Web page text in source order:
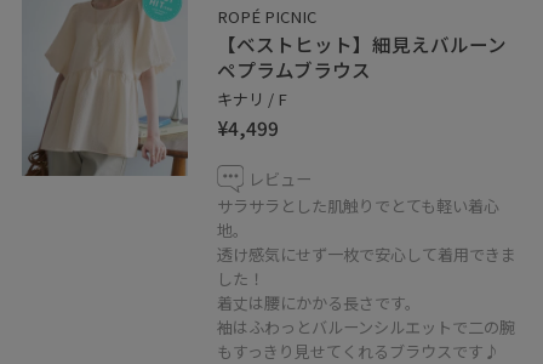
インスタグラムには日々のスタイリングやプライベー
ト、私物も載せてます。
ぜひフォローお願いします♪
Instagram▶︎ @miki_25k
ROPÉ PICNIC
【ベストヒット】細見えバルーン
ペプラムブラウス
キナリ / F
¥4,499
レビュー
サラサラとした肌触りでとても軽い着心
地。
透け感気にせず一枚で安心して着用できま
した！
着丈は腰にかかる長さです。
袖はふわっとバルーンシルエットで二の腕
もすっきり見せてくれるブラウスです♪